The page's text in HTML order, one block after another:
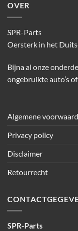
OVER
SPR-Parts
Oersterk in het
Bijna al onze
ongebruikte auto’s
Algemene
Privacy policy
Disclaimer
Retourrecht
SPR-Parts